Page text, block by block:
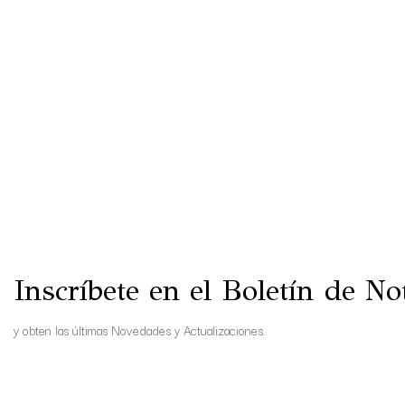
Inscríbete en el Boletín de
y obten las últimas Novedades y Actualizaciones.